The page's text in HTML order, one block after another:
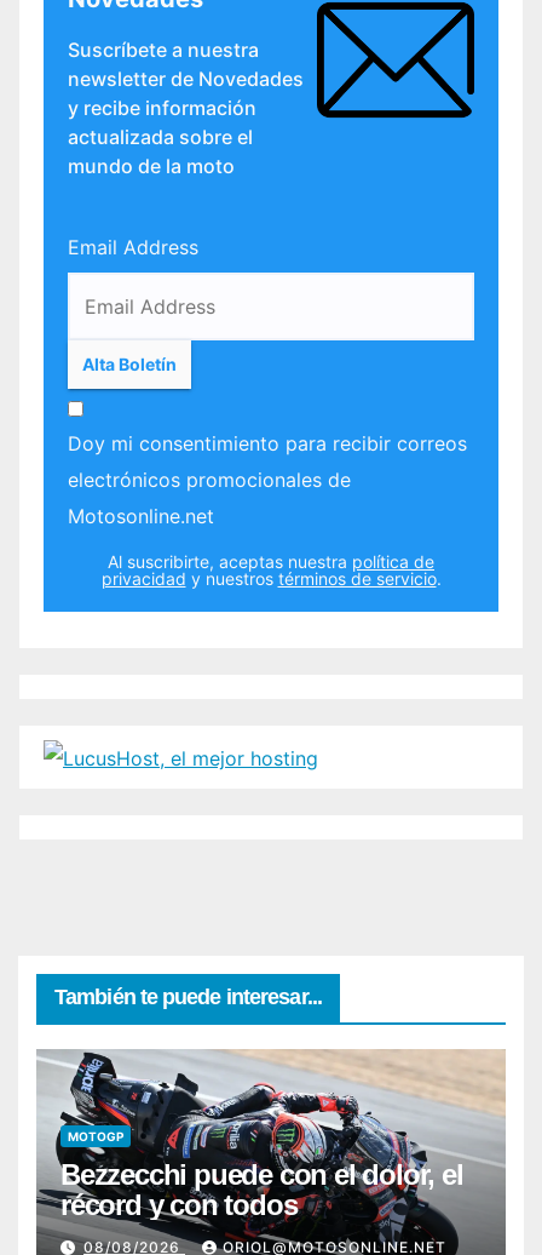
Suscríbete a nuestra
newsletter de Novedades
y recibe información
actualizada sobre el
mundo de la moto
Email Address
Doy mi consentimiento para recibir correos
electrónicos promocionales de
Motosonline.net
Al suscribirte, aceptas nuestra política de
privacidad y nuestros términos de servicio.
También te puede interesar...
MOTOGP
Bezzecchi puede con el dolor, el
récord y con todos
08/08/2026 ORIOL@MOTOSONLINE.NET